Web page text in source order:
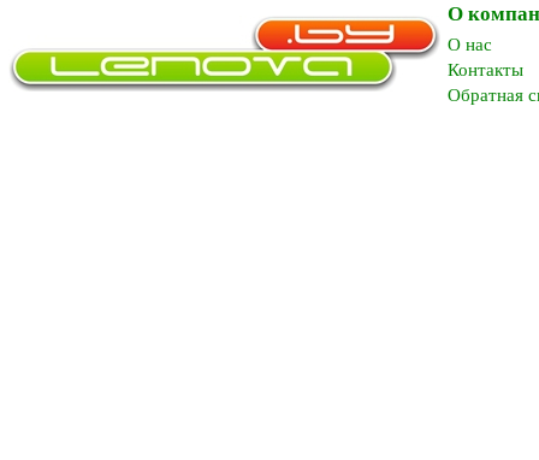
О
O нас
Контакты
Обратная